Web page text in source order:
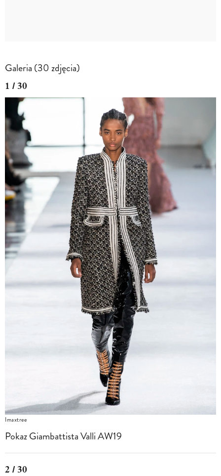
Galeria (30 zdjęcia)
1 / 30
Imaxtree
Pokaz Giambattista Valli AW19
2 / 30